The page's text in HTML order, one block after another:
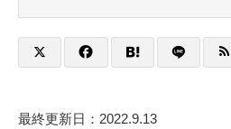
最終更新日：2022.9.13